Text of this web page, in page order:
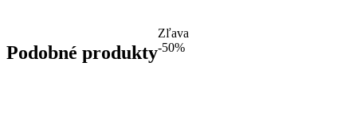
Podobné produkty
Zľava
-50%